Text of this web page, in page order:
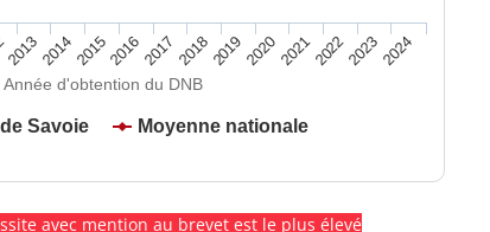
Année d'obtention du DNB
Savoie Moyenne nationale
201320142015201620172018201920202021202220232024
avec mention au brevet est le plus élevé